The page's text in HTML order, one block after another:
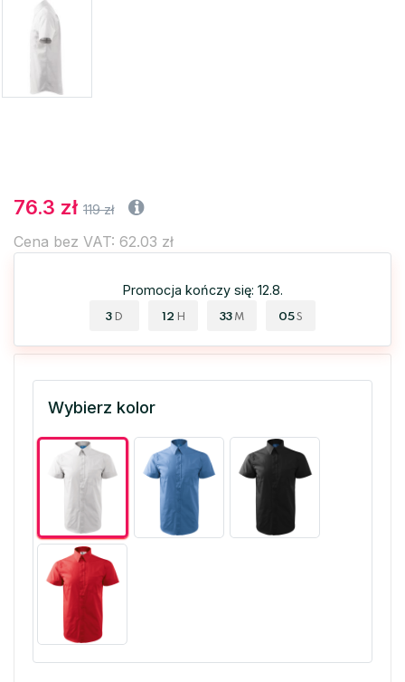
76.3 zł 119 zł
Cena bez VAT: 62.03 zł
Promocja kończy się: 12.8.
3 D 12 H 33 M 04 S
Wybierz kolor